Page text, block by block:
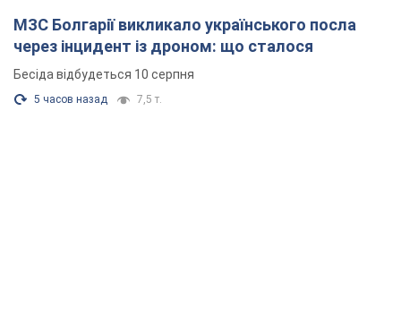
МЗС Болгарії викликало українського посла
через інцидент із дроном: що сталося
Бесіда відбудеться 10 серпня
5 часов назад 7,5 т.